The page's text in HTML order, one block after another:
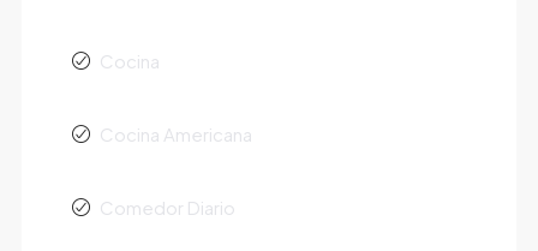
Cocina
Cocina Americana
Comedor Diario